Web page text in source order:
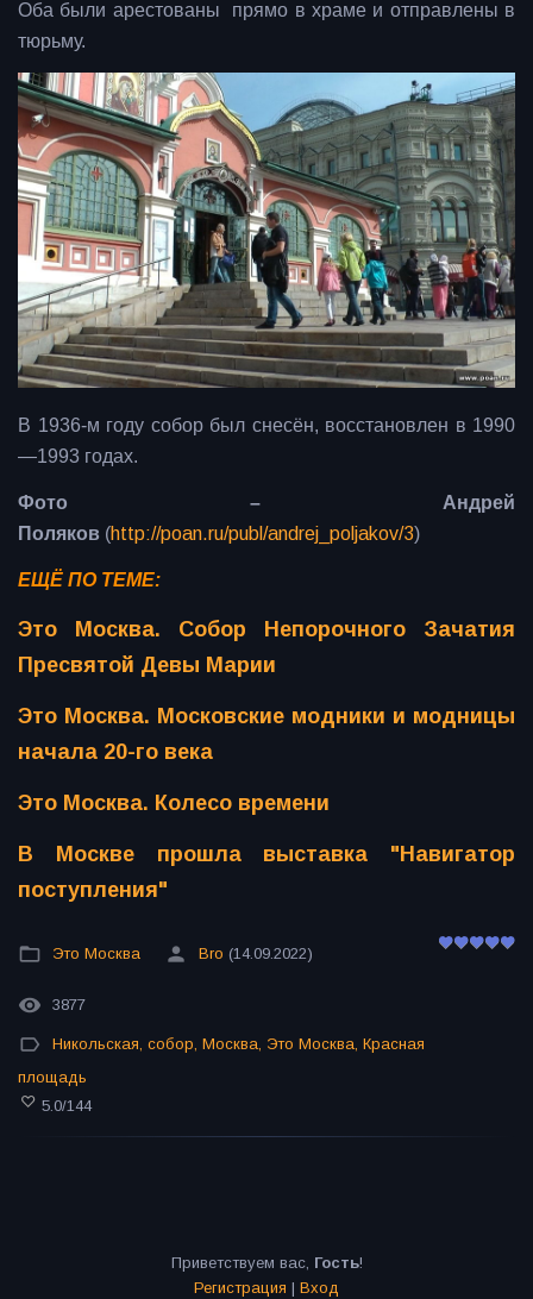
Оба были арестованы прямо в храме и отправлены в
тюрьму.
В 1936-м году собор был снесён, восстановлен в 1990
—1993 годах.
Фото – Андрей
Поляков (http://poan.ru/publ/andrej_poljakov/3)
​​​​​​ЕЩЁ ПО ТЕМЕ:
Это Москва. Собор Непорочного Зачатия
Пресвятой Девы Марии
Это Москва. Московские модники и модницы
начала 20-го века
Это Москва. Колесо времени
В Москве прошла выставка "Навигатор
поступления"
Это Москва Bro (14.09.2022)
3877
Никольская, собор, Москва, Это Москва, Красная
площадь
5.0/144
Приветствуем вас, Гость!
Регистрация | Вход